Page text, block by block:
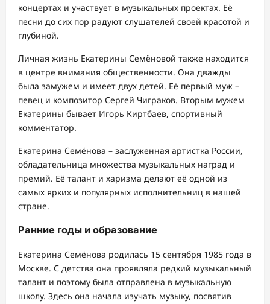
концертах и участвует в музыкальных проектах. Её
песни до сих пор радуют слушателей своей красотой и
глубиной.
Личная жизнь Екатерины Семёновой также находится
в центре внимания общественности. Она дважды
была замужем и имеет двух детей. Её первый муж –
певец и композитор Сергей Чиграков. Вторым мужем
Екатерины бывает Игорь Киртбаев, спортивный
комментатор.
Екатерина Семёнова – заслуженная артистка России,
обладательница множества музыкальных наград и
премий. Её талант и харизма делают её одной из
самых ярких и популярных исполнительниц в нашей
стране.
Ранние годы и образование
Екатерина Семёнова родилась 15 сентября 1985 года в
Москве. С детства она проявляла редкий музыкальный
талант и поэтому была отправлена в музыкальную
школу. Здесь она начала изучать музыку, посвятив